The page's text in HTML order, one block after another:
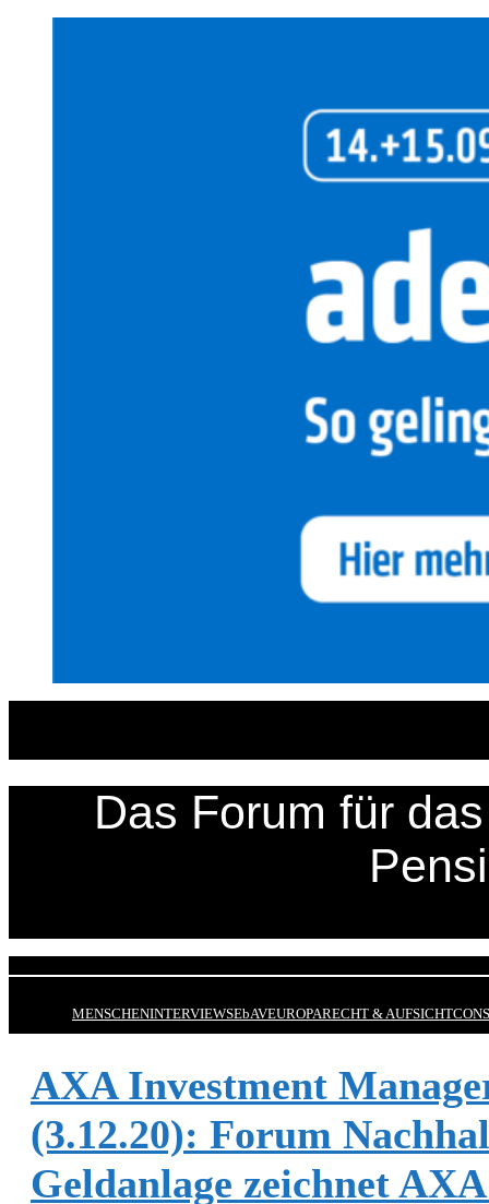
Das Forum für
MENSCHENINTERVIEWSEbAVEUROPARECHT & AUFSICHT
AXA Investment
(3.12.20): Forum
Geldanlage zeichnet